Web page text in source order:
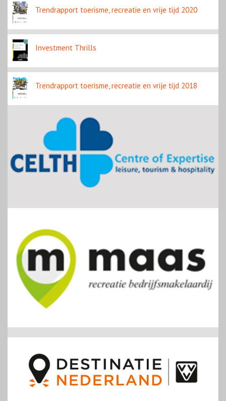
Trendrapport toerisme, recreatie en vrije tijd 2020
Investment Thrills
Trendrapport toerisme, recreatie en vrije tijd 2018